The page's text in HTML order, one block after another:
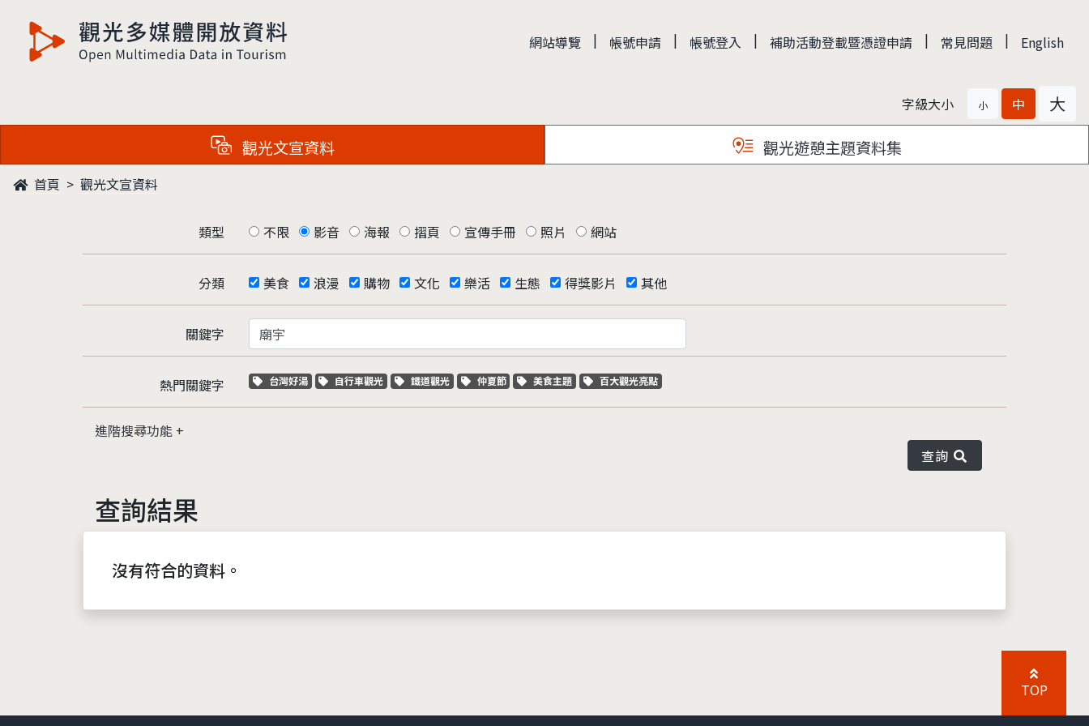
觀光多媒體開放資料 網站導覽 | 帳號申請 | 帳號登入 | 補助活動登載暨憑證申請 | 常見問題 | English
字級大小 小 中 大
觀光文宣資料 觀光遊憩主題資料集
首頁 觀光文宣資料
類型 不限 影音 海報 摺頁 宣傳手冊 照片 網站
分類 美食 浪漫 購物 文化 樂活 生態 得獎影片 其他
關鍵字
熱門關鍵字 關鍵字標籤
台灣好湯 關鍵字標籤
自行車觀光 關鍵字標籤
鐵道觀光 關鍵字標籤
仲夏節 關鍵字標籤
美食主題 關鍵字標籤
百大觀光亮點
進階搜尋功能
查詢
查詢結果
沒有符合的資料。
TOP